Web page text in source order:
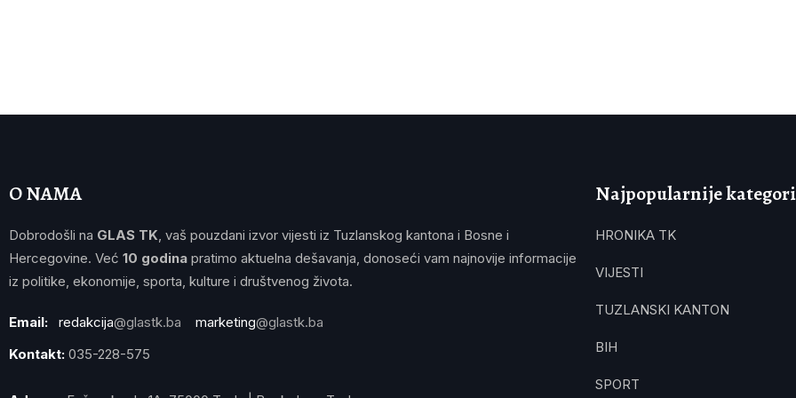
O NAMA
Dobrodošli na GLAS TK, vaš pouzdani izvor vijesti iz Tuzlanskog kantona i Bosne i
Hercegovine. Već 10 godina pratimo aktuelna dešavanja, donoseći vam najnovije informacije
iz politike, ekonomije, sporta, kulture i društvenog života.
Email: redakcija@glastk.ba marketing@glastk.ba
Kontakt: 035-228-575
Najpopularnije
HRONIKA TK
VIJESTI
TUZLANSKI KANTON
BIH
SPORT